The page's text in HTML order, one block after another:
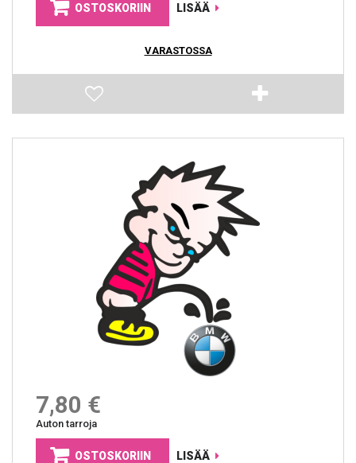
OSTOSKORIIN LISÄÄ
VARASTOSSA
7,80 €
Auton tarroja
OSTOSKORIIN LISÄÄ